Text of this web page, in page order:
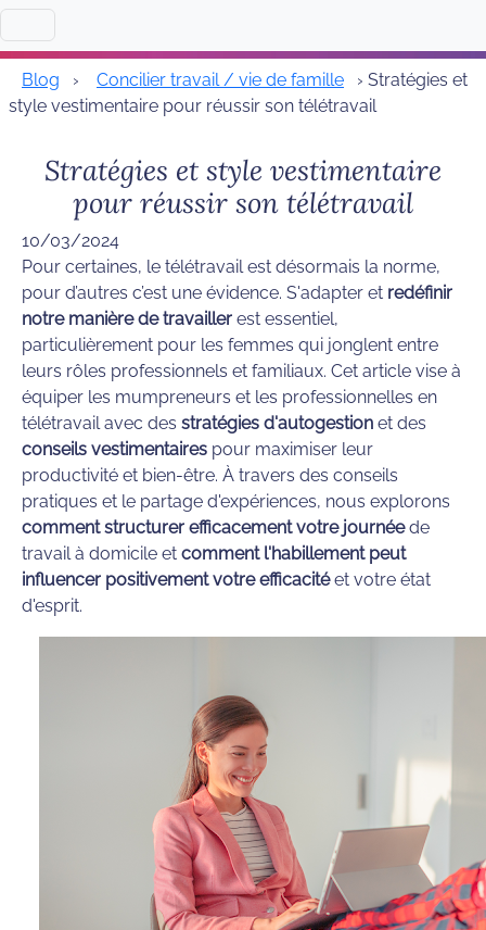
Blog › Concilier travail / vie de famille
› Stratégies et
style vestimentaire pour réussir son télétravail
Stratégies et style vestimentaire
pour réussir son télétravail
10/03/2024
Pour certaines, le télétravail est désormais la norme,
pour d’autres c’est une évidence. S'adapter et redéfinir
notre manière de travailler est essentiel,
particulièrement pour les femmes qui jonglent entre
leurs rôles professionnels et familiaux. Cet article vise à
équiper les mumpreneurs et les professionnelles en
télétravail avec des stratégies d'autogestion et des
conseils vestimentaires pour maximiser leur
productivité et bien-être. À travers des conseils
pratiques et le partage d'expériences, nous explorons
comment structurer efficacement votre journéede
travail à domicile et comment l'habillement peut
influencer positivement votre efficacitéet votre état
d'esprit.